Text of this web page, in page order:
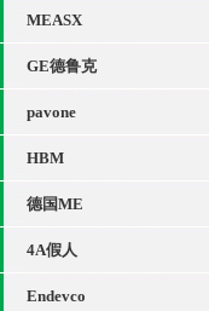
MEASX
GE德鲁克
pavone
HBM
德国ME
4A假人
Endevco